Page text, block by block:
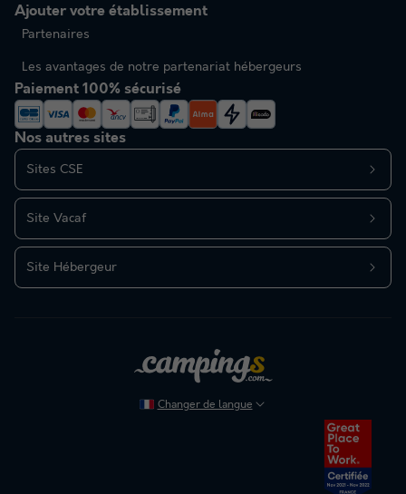
Nos autres sites
Sites CSE
Site Vacaf
Site Hébergeur
Ajouter votre établissement
Partenaires
Les avantages de notre partenariat hébergeurs
Paiement 100% sécurisé
Changer de langue